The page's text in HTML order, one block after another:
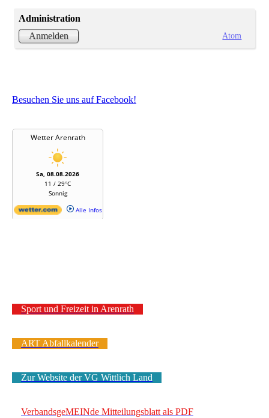
Administration
Anmelden
Atom
Besuchen Sie uns auf Facebook!
Sport und Freizeit in Arenrath
ART Abfallkalender
Zur Website der VG Wittlich Land
VerbandsgeMEINde Mitteilungsblatt als PDF